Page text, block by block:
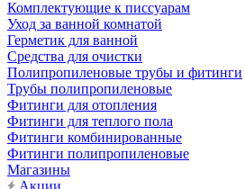
Комплектующие к писсуарам
Уход за ванной комнатой
Герметик для ванной
Средства для очистки
Полипропиленовые трубы и фитинги
Трубы полипропиленовые
Фитинги для отопления
Фитинги для теплого пола
Фитинги комбинированные
Фитинги полипропиленовые
Магазины
Акции